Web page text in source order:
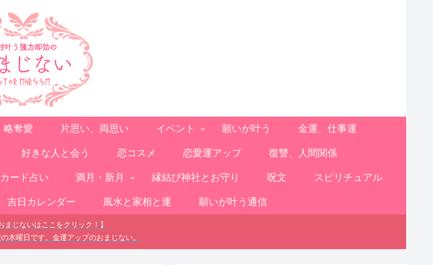
略奪愛 片思い、両思い イベント 願いが叶う 金運、仕事運
好きな人と会う 恋コスメ 恋愛運アップ 復讐、人間関係
ード占い 満月・新月 縁結び神社とお守り 呪文 スピリチュアル
吉日カレンダー 風水と家相と運 願いが叶う通信
まじないはここをクリック！】
木曜日です。金運アップのおまじない。